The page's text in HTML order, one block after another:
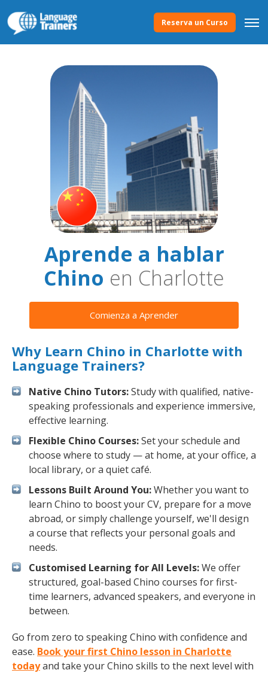
Reserva un Curso
Aprende a hablar
Chino en Charlotte
Comienza a Aprender
Why Learn Chino in Charlotte with
Language Trainers?
Native Chino Tutors:Study with qualified, native-
speaking professionals and experience immersive,
effective learning.
Flexible Chino Courses:Set your schedule and
choose where to study — at home, at your office, a
local library, or a quiet café.
Lessons Built Around You:Whether you want to
learn Chino to boost your CV, prepare for a move
abroad, or simply challenge yourself, we'll design
a course that reflects your personal goals and
needs.
Customised Learning for All Levels:We offer
structured, goal-based Chino courses for first-
time learners, advanced speakers, and everyone in
between.
Go from zero to speaking Chino with confidence and
ease. Book your first Chino lesson in Charlotte
todayand take your Chino skills to the next level with